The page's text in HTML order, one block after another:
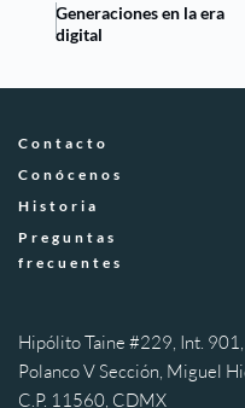
Generaciones en la era
digital
Contacto
Conócenos
Historia
Preguntas
frecuentes
Hipólito Taine #229, Int. 901,
Polanco V Sección, Miguel
C.P. 11560, CDMX